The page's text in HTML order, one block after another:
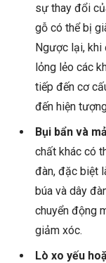
sự thay đổi
gỗ có thể bị
Ngược lại, khi
lỏng lẻo các
tiếp đến cơ
đến hiện
Bụi bẩn và
chất khác có
đàn, đặc biệt
búa và dây
chuyển động
giảm xóc.
Lò xo yếu